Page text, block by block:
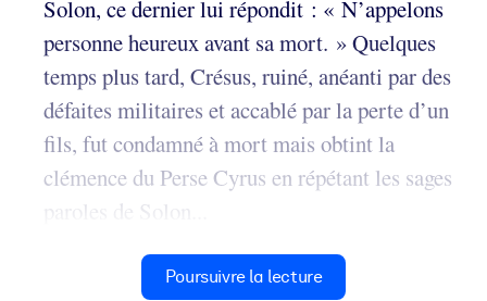
Solon, ce dernier lui répondit : « N’appelons
personne heureux avant sa mort. » Quelques
temps plus tard, Crésus, ruiné, anéanti par des
défaites militaires et accablé par la perte d’un
fils, fut condamné à mort mais obtint la
clémence du Perse Cyrus en répétant les sages
paroles de Solon...
Poursuivre la lecture